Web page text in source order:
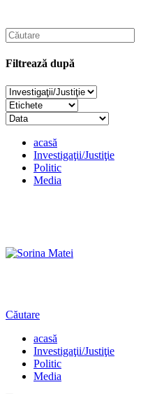
Filtrează după
acasă
Investigaţii/Justiţie
Politic
Media
Căutare
acasă
Investigaţii/Justiţie
Politic
Media